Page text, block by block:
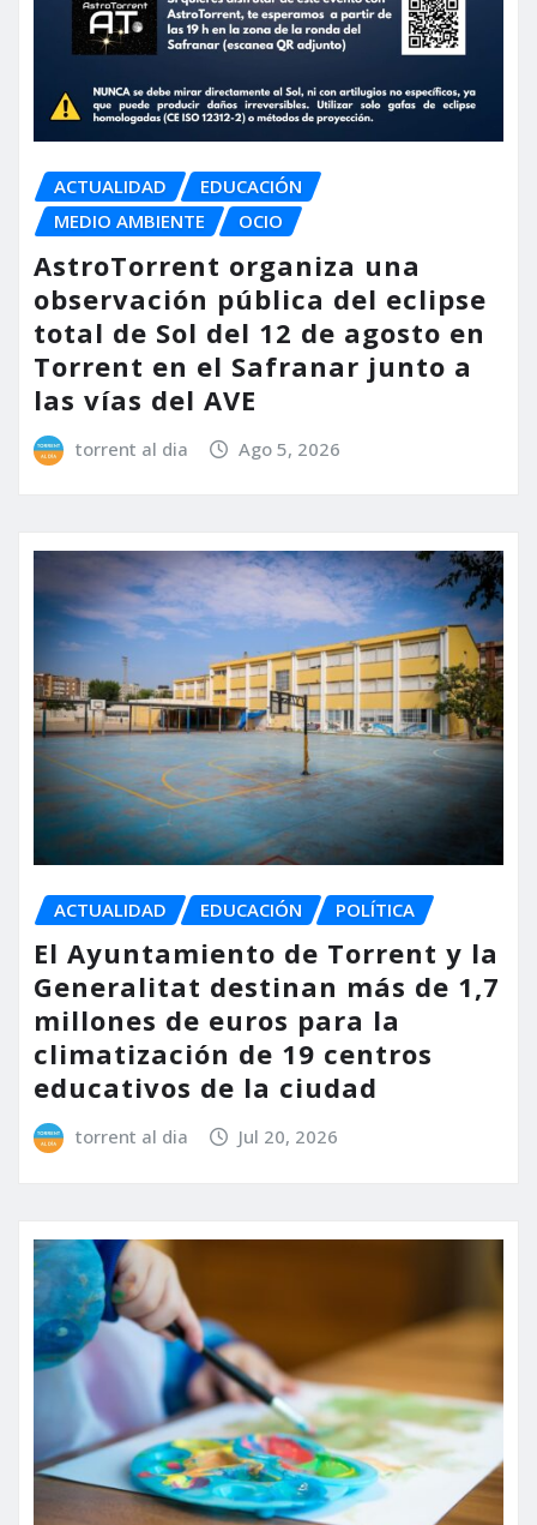
ACTUALIDAD
EDUCACIÓN
MEDIO AMBIENTE
OCIO
AstroTorrent organiza una
observación pública del eclipse
total de Sol del 12 de agosto en
Torrent en el Safranar junto a
las vías del AVE
torrent al dia Ago 5, 2026
ACTUALIDAD EDUCACIÓN POLÍTICA
El Ayuntamiento de Torrent y la
Generalitat destinan más de 1,7
millones de euros para la
climatización de 19 centros
educativos de la ciudad
torrent al dia Jul 20, 2026